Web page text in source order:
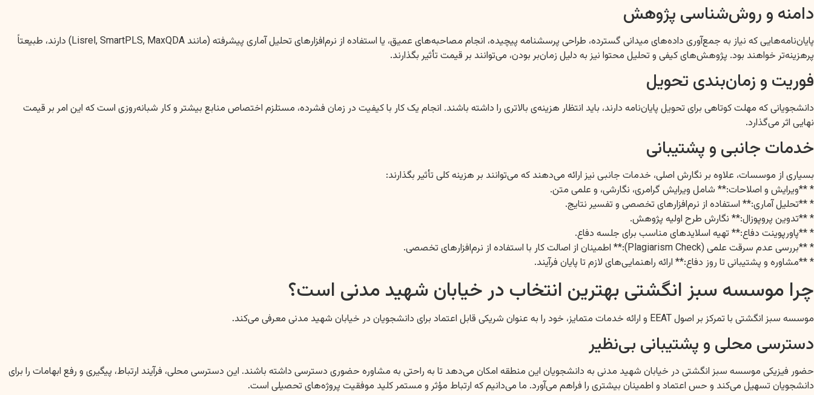
دامنه و روش‌شناسی پژوهش
پایان‌نامه‌هایی که نیاز به جمع‌آوری داده‌های میدانی گسترده، طراحی پرسشنامه پیچیده، انجام مصاحبه‌های عمیق، یا استفاده از نرم‌افزارهای تحلیل آماری پیشرفته (مانند Lisrel, SmartPLS, MaxQDA) دارند، طبیعتاً
پرهزینه‌تر خواهند بود. پژوهش‌های کیفی و تحلیل محتوا نیز به دلیل زمان‌بر بودن، می‌توانند بر قیمت تأثیر بگذارند.
فوریت و زمان‌بندی تحویل
دانشجویانی که مهلت کوتاهی برای تحویل پایان‌نامه دارند، باید انتظار هزینه‌ی بالاتری را داشته باشند. انجام یک کار با کیفیت در زمان فشرده، مستلزم اختصاص منابع بیشتر و کار شبانه‌روزی است که این امر بر قیمت
نهایی اثر می‌گذارد.
خدمات جانبی و پشتیبانی
بسیاری از موسسات، علاوه بر نگارش اصلی، خدمات جانبی نیز ارائه می‌دهند که می‌توانند بر هزینه کلی تأثیر بگذارند:
* **ویرایش و اصلاحات:** شامل ویرایش گرامری، نگارشی، و علمی متن.
* **تحلیل آماری:** استفاده از نرم‌افزارهای تخصصی و تفسیر نتایج.
* **تدوین پروپوزال:** نگارش طرح اولیه پژوهش.
* **پاورپوینت دفاع:** تهیه اسلایدهای مناسب برای جلسه دفاع.
* **بررسی عدم سرقت علمی (Plagiarism Check):** اطمینان از اصالت کار با استفاده از نرم‌افزارهای تخصصی.
* **مشاوره و پشتیبانی تا روز دفاع:** ارائه راهنمایی‌های لازم تا پایان فرآیند.
چرا موسسه سبز انگشتی بهترین انتخاب در خیابان شهید مدنی است؟
موسسه سبز انگشتی با تمرکز بر اصول EEAT و ارائه خدمات متمایز، خود را به عنوان شریکی قابل اعتماد برای دانشجویان در خیابان شهید مدنی معرفی می‌کند.
دسترسی محلی و پشتیبانی بی‌نظیر
حضور فیزیکی موسسه سبز انگشتی در خیابان شهید مدنی به دانشجویان این منطقه امکان می‌دهد تا به راحتی به مشاوره حضوری دسترسی داشته باشند. این دسترسی محلی، فرآیند ارتباط، پیگیری و رفع ابهامات را برای
دانشجویان تسهیل می‌کند و حس اعتماد و اطمینان بیشتری را فراهم می‌آورد. ما می‌دانیم که ارتباط مؤثر و مستمر کلید موفقیت پروژه‌های تحصیلی است.